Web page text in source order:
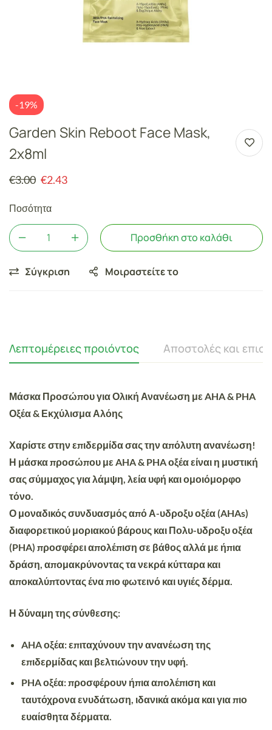
-19%
Garden Skin Reboot Face Mask,
2x8ml
€3.00 €2.43
Ποσότητα
Προσθήκη στο καλάθι
Σύγκριση Μοιραστείτε το
Λεπτομέρειες προιόντος Αποστολές και
Μάσκα Προσώπου για Ολική Ανανέωση με AHA & PHA
Οξέα & Εκχύλισμα Αλόης
Χαρίστε στην επιδερμίδα σας την απόλυτη ανανέωση!
Η μάσκα προσώπου με AHA & PHA οξέαείναι η μυστική
σας σύμμαχος για λάμψη, λεία υφή και ομοιόμορφο
τόνο.
Ο μοναδικός συνδυασμός από Α-υδροξυ οξέα (AHAs)
διαφορετικού μοριακού βάρους και Πολυ-υδροξυ οξέα
(PHA) προσφέρειαπολέπιση σε βάθος αλλά με ήπια
δράση, απομακρύνοντας τα νεκρά κύτταρα και
αποκαλύπτοντας ένα πιο φωτεινό και υγιές δέρμα.
Η δύναμη της σύνθεσης:
AHA οξέα: επιταχύνουν την ανανέωση της
επιδερμίδας και βελτιώνουν την υφή.
PHA οξέα: προσφέρουν ήπια απολέπιση και
ταυτόχρονα ενυδάτωση, ιδανικά ακόμα και για πιο
ευαίσθητα δέρματα.